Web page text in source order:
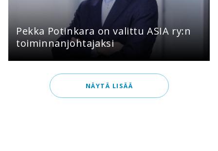
Pekka Potinkara on valittu ASIA ry:n
toiminnanjohtajaksi
NÄYTÄ LISÄÄ